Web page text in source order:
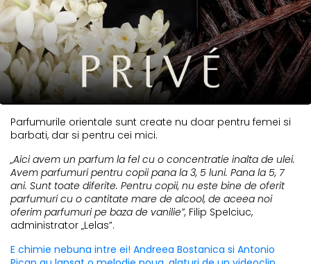
Parfumurile orientale sunt create nu doar pentru femei si
barbati, dar si pentru cei mici.
„Aici avem un parfum la fel cu o concentratie inalta de ulei.
Avem parfumuri pentru copii pana la 3, 5 luni. Pana la 5, 7
ani. Sunt toate diferite. Pentru copii, nu este bine de oferit
parfumuri cu o cantitate mare de alcool, de aceea noi
oferim parfumuri pe baza de vanilie”, Filip Spelciuc,
administrator „Lelas”.
E chimie nebuna intre ei! Andreea Bostanica si Antonio